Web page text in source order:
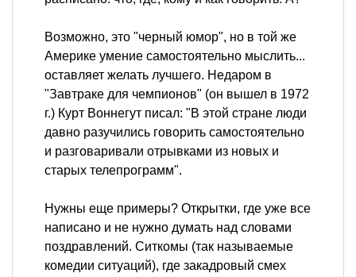
Возможно, это "черный юмор", но в той же
Америке умение самостоятельно мыслить...
оставляет желать лучшего. Недаром в
"Завтраке для чемпионов" (он вышел в 1972
г.) Курт Воннегут писал: "В этой стране люди
давно разучились говорить самостоятельно
и разговаривали отрывками из новых и
старых телепрограмм".
Нужны еще примеры? Открытки, где уже все
написано и не нужно думать над словами
поздравлений. Ситкомы (так называемые
комедии ситуаций), где закадровый смех